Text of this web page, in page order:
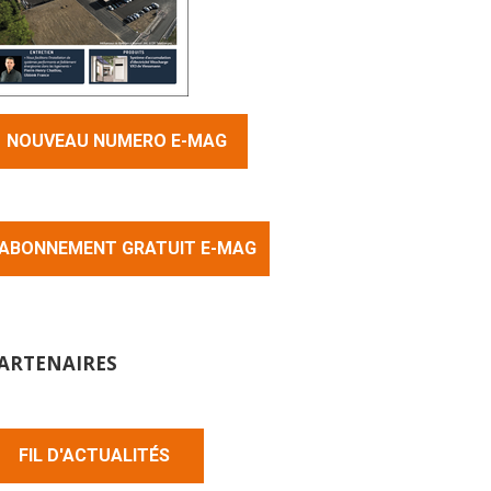
NOUVEAU NUMERO E-MAG
GRATUIT E-MAG
FIL D'ACTUALITÉS